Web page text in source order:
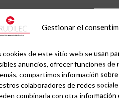
Gestionar el
cookies de este sitio web se usan
anuncios, ofrecer funciones de
compartimos información
colaboradores de redes
combinarla con otra